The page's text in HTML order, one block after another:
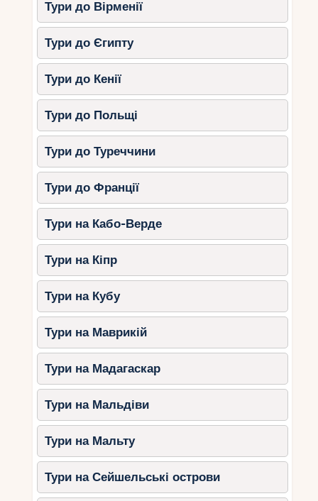
Тури до Вірменії
Тури до Єгипту
Тури до Кенії
Тури до Польщі
Тури до Туреччини
Тури до Франції
Тури на Кабо-Верде
Тури на Кіпр
Тури на Кубу
Тури на Маврикій
Тури на Мадагаскар
Тури на Мальдіви
Тури на Мальту
Тури на Сейшельські острови